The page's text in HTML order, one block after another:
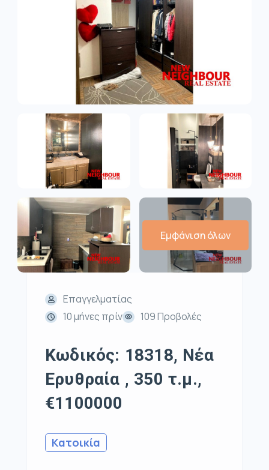
Εμφάνιση όλων
Επαγγελματίας
10 μήνες πρίν
109 Προβολές
Κωδικός: 18318, Νέα
Ερυθραία , 350 τ.μ.,
€1100000
Κατοικία